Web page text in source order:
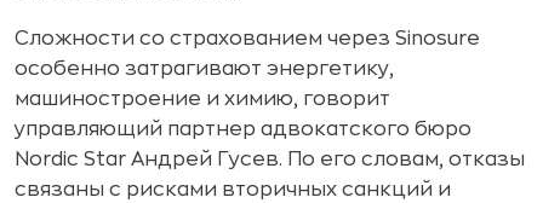
Сложности со страхованием через Sinosure
особенно затрагивают энергетику,
машиностроение и химию, говорит
управляющий партнер адвокатского бюро
Nordic Star Андрей Гусев. По его словам, отказы
связаны с рисками вторичных санкций и